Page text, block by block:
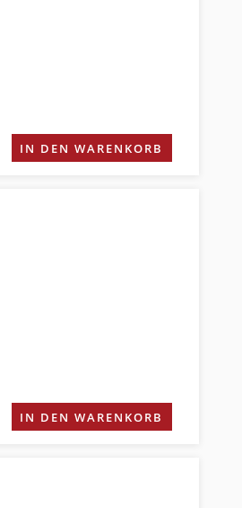
IN DEN WARENKORB
IN DEN WARENKORB